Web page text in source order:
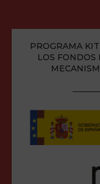
PROGRAMA
LOS FONDOS